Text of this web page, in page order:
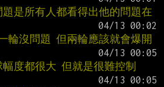
是所有人都看得出他的問題在
輪沒問題 但兩輪應該就會爆開
度都很大 但就是很難控制